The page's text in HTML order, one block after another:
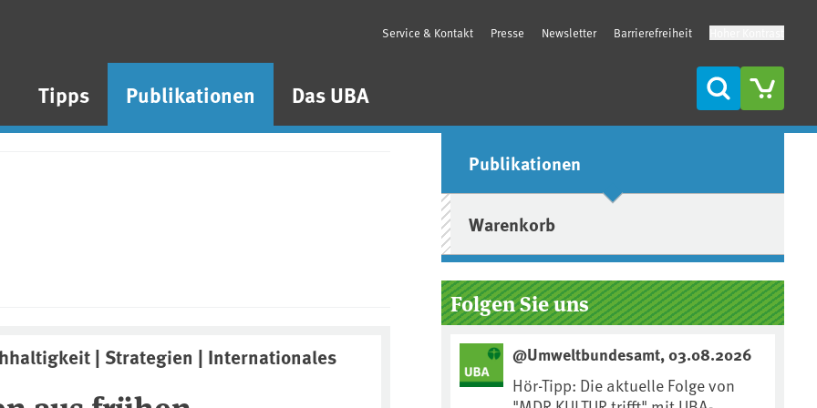
Tipps Publikationen Das UBA
Service & Kontakt Presse Newsletter Barrierefreiheit
Suche
| Strategien | Internationales
Seitenleiste
Publikationen
Warenkorb
Folgen Sie uns
@Umweltbundesamt, 03.08.2026
Hör-Tipp: Die aktuelle Folge von